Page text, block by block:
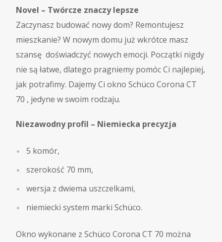
Novel – Twórcze znaczy lepsze
Zaczynasz budować nowy dom? Remontujesz
mieszkanie? W nowym domu już wkrótce masz
szansę doświadczyć nowych emocji. Początki nigdy
nie są łatwe, dlatego pragniemy pomóc Ci najlepiej,
jak potrafimy. Dajemy Ci okno Schüco Corona CT
70 , jedyne w swoim rodzaju.
Niezawodny profil – Niemiecka precyzja
5 komór,
szerokość 70 mm,
wersja z dwiema uszczelkami,
niemiecki system marki Schüco.
Okno wykonane z Schüco Corona CT 70 można